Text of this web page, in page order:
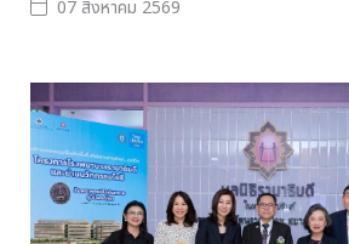
07 สิงหาคม 2569